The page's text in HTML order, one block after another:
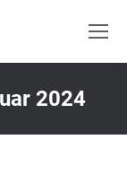
2024